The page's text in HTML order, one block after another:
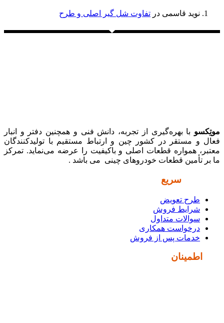
نوید قاسمی در تفاوت شل گیر اصلی و طرح
موتِکسو با بهره‌گیری از تجربه، دانش فنی و همچنین دفتر و انبار
فعال و مستقر در کشور چین و ارتباط مستقیم با تولیدکنندگان
معتبر، همواره قطعات اصلی و باکیفیت را عرضه می‌نماید. تمرکز
ما بر تأمین قطعات خودروهای چینی می باشد .
سریع
طرح تعویض
شرایط فروش
سوالات متداول
درخواست همکاری
خدمات پس از فروش
اطمینان